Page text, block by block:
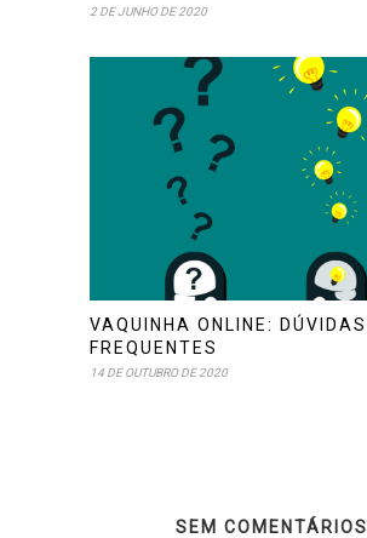
2 DE JUNHO DE 2020
VAQUINHA ONLINE: DÚVIDAS
FREQUENTES
14 DE OUTUBRO DE 2020
SEM COMENTÁRIOS